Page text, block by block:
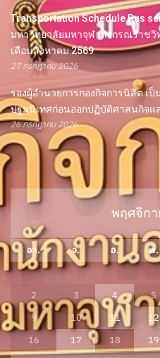
Transportation Schedule Bus
มหาวิทยาลัยมหาจุฬาลงกรณราชวิ
เดือนสิงหาคม 2569
27 กรกฎาคม 2026
รองผู้อำนวยการกองกิจการนิสิต เป็
ปฐมนิเทศก่อนออกปฏิบัติศาสนกิจแ
26 กรกฎาคม 2026
พฤศจิกา
อา. จ. อ. พ.
2
3 4 5
9
10 11 12
16
17 18 19